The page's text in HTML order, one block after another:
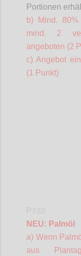
Portionen
b) Mind.
mind. 2
angeboten (2
c) Angebot
(1 Punkt)
NEU: Palmöl
a) Wenn
aus